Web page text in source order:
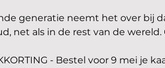
generatie neemt het over bij
net als in de rest van de wereld.
- Bestel voor 9 mei je